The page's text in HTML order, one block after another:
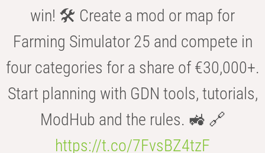
win! 🛠️ Create a mod or map for
Farming Simulator 25 and compete in
four categories for a share of €30,000+.
Start planning with GDN tools, tutorials,
ModHub and the rules. 🚜 🔗
https://t.co/7FvsBZ4tzF